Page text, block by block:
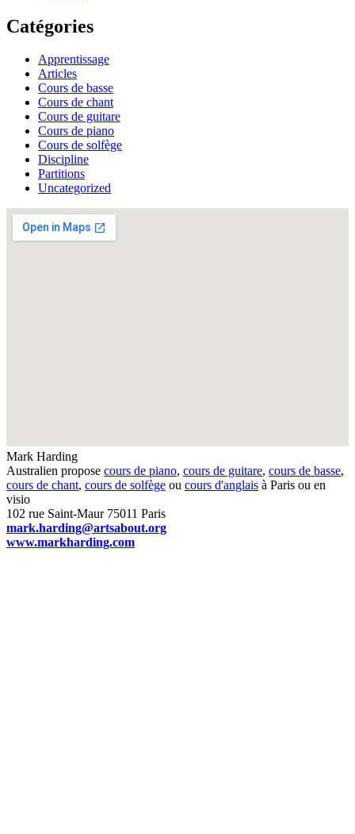
Catégories
Apprentissage
Articles
Cours de basse
Cours de chant
Cours de guitare
Cours de piano
Cours de solfège
Discipline
Partitions
Uncategorized
Mark Harding
Australien propose cours de piano, cours de guitare, cours de basse,
cours de chant, cours de solfège ou cours d'anglais à Paris ou en
visio
102 rue Saint-Maur 75011 Paris
mark.harding@artsabout.org
www.markharding.com